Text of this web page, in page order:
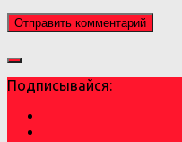
Подписывайся: